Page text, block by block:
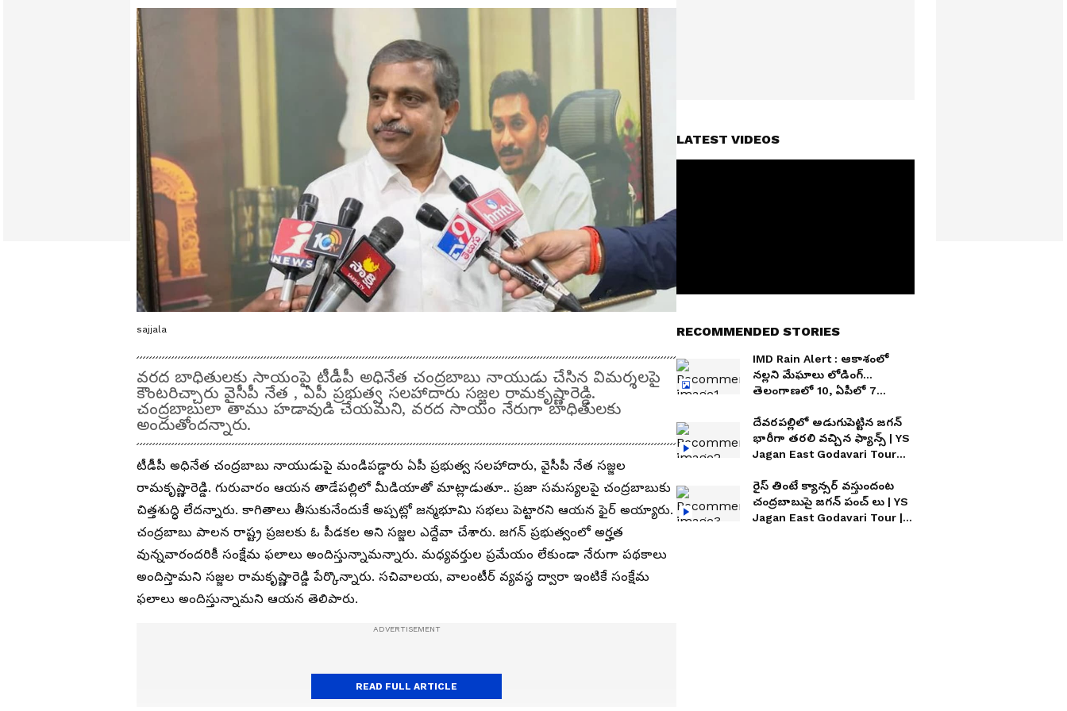
sajjala
వరద బాధితులకు సాయంపై టీడీపీ అధినేత చంద్రబాబు నాయుడు చేసిన విమర్శలపై
కౌంటరిచ్చారు వైసీపీ నేత , ఏపీ ప్రభుత్వ సలహాదారు సజ్జల రామకృష్ణారెడ్డి.
చంద్రబాబులా తాము హడావుడి చేయమని, వరద సాయం నేరుగా బాధితులకు
అందుతోందన్నారు.
టీడీపీ అధినేత చంద్రబాబు నాయుడుపై మండిపడ్డారు ఏపీ ప్రభుత్వ సలహాదారు, వైసీపీ నేత సజ్జల
రామకృష్ణారెడ్డి. గురువారం ఆయన తాడేపల్లిలో మీడియాతో మాట్లాడుతూ.. ప్రజా సమస్యలపై చంద్రబాబుకు
చిత్తశుద్ధి లేదన్నారు. కాగితాలు తీసుకునేందుకే అప్పట్లో జన్మభూమి సభలు పెట్టారని ఆయన ఫైర్ అయ్యారు.
చంద్రబాబు పాలన రాష్ట్ర ప్రజలకు ఓ పీడకల అని సజ్జల ఎద్దేవా చేశారు. జగన్ ప్రభుత్వంలో అర్హత
వున్నవారందరికీ సంక్షేమ ఫలాలు అందిస్తున్నామన్నారు. మధ్యవర్తుల ప్రమేయం లేకుండా నేరుగా పథకాలు
అందిస్తామని సజ్జల రామకృష్ణారెడ్డి పేర్కొన్నారు. సచివాలయ, వాలంటీర్ వ్యవస్థ ద్వారా ఇంటికే సంక్షేమ
ఫలాలు అందిస్తున్నామని ఆయన తెలిపారు.
READ FULL ARTICLE
LATEST VIDEOS
RECOMMENDED STORIES
IMD Rain Alert : ఆకాశంలో
నల్లని మేఘాలు లోడింగ్...
తెలంగాణలో 10, ఏపీలో 7
దేవరపల్లిలో అడుగుపెట్టిన జగన్
భారీగా తరలి వచ్చిన ఫ్యాన్స్ | YS
Jagan East Godavari Tour
రైస్ తింటే క్యాన్సర్ వస్తుందంట
చంద్రబాబుపై జగన్ పంచ్ లు | YS
Jagan East Godavari Tour |